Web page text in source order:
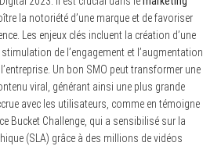
la notoriété d’une marque et de favoriser
Les enjeux clés incluent la création d’une
stimulation de l’engagement et l’augmentation
Un bon SMO peut transformer une
viral, générant ainsi une plus grande
avec les utilisateurs, comme en témoigne
Bucket Challenge, qui a sensibilisé sur la
(SLA) grâce à des millions de vidéos